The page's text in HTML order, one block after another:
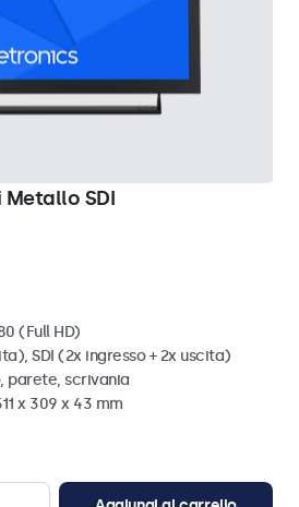
SDI
(Full HD)
SDI (2x ingresso + 2x uscita)
parete, scrivania
x 309 x 43 mm